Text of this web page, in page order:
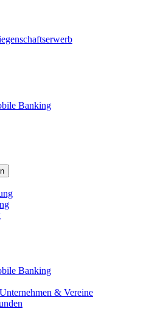
Banking
Banking
& Vereine